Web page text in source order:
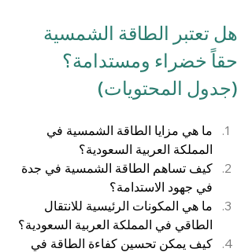
هل تعتبر الطاقة الشمسية
حقاً خضراء ومستدامة؟
(جدول المحتويات)
ما هي مزايا الطاقة الشمسية في
المملكة العربية السعودية؟
كيف تساهم الطاقة الشمسية في جدة
في جهود الاستدامة؟
ما هي المكونات الرئيسية للانتقال
الطاقي في المملكة العربية السعودية؟
كيف يمكن تحسين كفاءة الطاقة في